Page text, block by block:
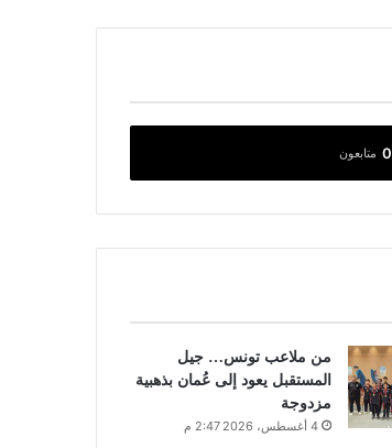
0 متابعون
من ملاعب تونس… جيل
المستقبل يعود إلى عُمان بذهبية
مزدوجة
4 أغسطس، 2026 2:47 م